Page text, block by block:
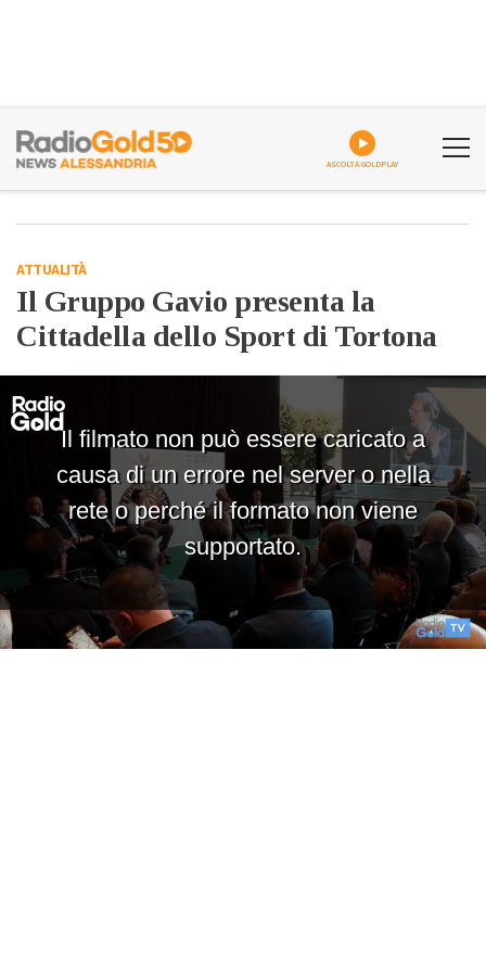
ASCOLTA GOLDPLAY
ATTUALITÀ
Il Gruppo Gavio presenta la
Cittadella dello Sport di Tortona